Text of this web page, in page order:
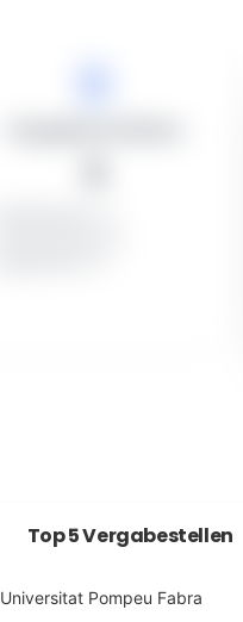
Top 5 Vergabestellen
Universitat Pompeu Fabra